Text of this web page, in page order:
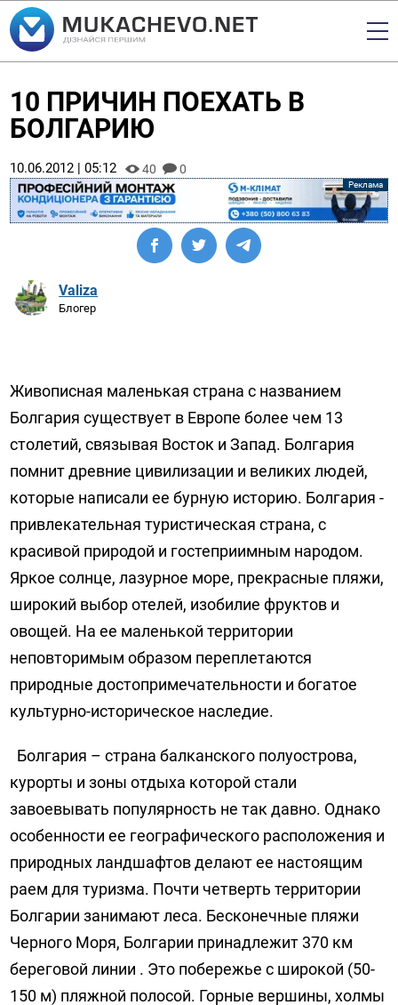
10 ПРИЧИН ПОЕХАТЬ В
БОЛГАРИЮ
10.06.2012 | 05:12 40 0
Valiza
Блогер
Живописная маленькая страна с названием
Болгария существует в Европе более чем 13
столетий, связывая Восток и Запад. Болгария
помнит древние цивилизации и великих людей,
которые написали ее бурную историю. Болгария -
привлекательная туристическая страна, с
красивой природой и гостеприимным народом.
Яркое солнце, лазурное море, прекрасные пляжи,
широкий выбор отелей, изобилие фруктов и
овощей. На ее маленькой территории
неповторимым образом переплетаются
природные достопримечательности и богатое
культурно-историческое наследие.
Болгария – страна балканского полуострова,
курорты и зоны отдыха которой стали
завоевывать популярность не так давно. Однако
особенности ее географического расположения и
природных ландшафтов делают ее настоящим
раем для туризма. Почти четверть территории
Болгарии занимают леса. Бесконечные пляжи
Черного Моря, Болгарии принадлежит 370 км
береговой линии . Это побережье с широкой (50-
150 м) пляжной полосой. Горные вершины, холмы